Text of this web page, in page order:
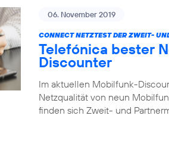
06. November 2019
CONNECT NETZTEST DER ZWEIT-
Telefónica bester
Discounter
Im aktuellen Mobilfunk-
Netzqualität von neun
finden sich Zweit- und